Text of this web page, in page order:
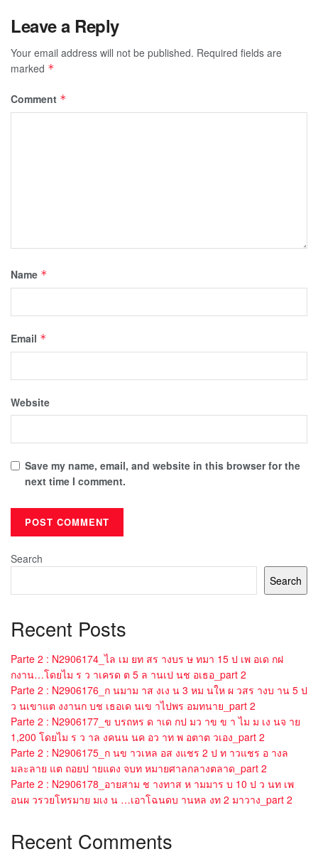
Leave a Reply
Your email address will not be published. Required fields are
marked *
Comment *
Name *
Email *
Website
Save my name, email, and website in this browser for the
next time I comment.
Search
Search
Recent Posts
Parte 2 : N2906174_ไล เม ยท สร างบร ษ ทมา 15 ป เพ อเด กฝ
กงาน…โดยไม ร ว าเครด ต 5 ล านเป นช อเธอ_part 2
Parte 2 : N2906176_ก นมาม าส งเง น 3 หม นให ผ วสร างบ าน 5 ป
ว นเขาแต งงานก บช เธอเด นเข าไปพร อมทนาย_part 2
Parte 2 : N2906177_ข บรถหร ด าเด กป มว าข ข า ไม ม เง นจ าย
1,200 โดยไม ร ว าล งคนน นค อว าท พ อตาต วเอง_part 2
Parte 2 : N2906175_ก นข าวเหล อส งแชร 2 ป ท าวแชร อ างล
มละลาย แต ถอยป ายแดง จบท หมายศาลกลางตลาด_part 2
Parte 2 : N2906178_อายสาม ช างทาส ห ามมาร บ 10 ป ว นท เพ
อนผ วรวยโทรมาย มเง น …เอาโฉนดบ านหล งท 2 มาวาง_part 2
Recent Comments